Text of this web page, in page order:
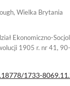
Wielka Brytania
Ekonomiczno-
1905 r. nr 41,
1733-